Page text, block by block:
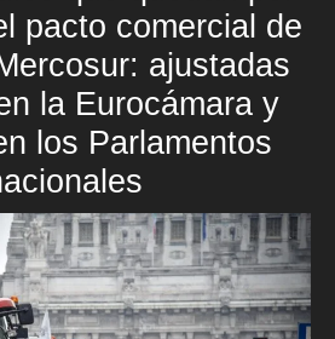
pacto comercial de
ajustadas
la Eurocámara y
los Parlamentos